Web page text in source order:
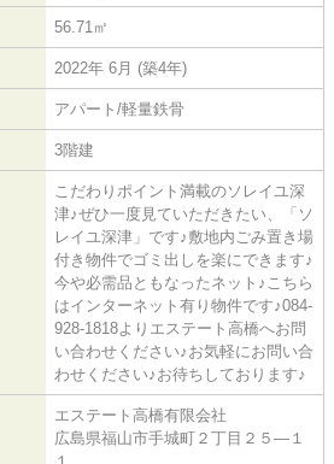
56.71㎡
2022年 6月 (築4年)
アパート/軽量鉄骨
3階建
こだわりポイント満載のソレイユ深
津♪ぜひ一度見ていただきたい、「ソ
レイユ深津」です♪敷地内ごみ置き場
付き物件でゴミ出しを楽にできます♪
今や必需品ともなったネット♪こちら
はインターネット有り物件です♪084-
928-1818よりエステート高橋へお問
い合わせください♪お気軽にお問い合
わせください♪お待ちしております♪
エステート高橋有限会社
広島県福山市手城町２丁目２５―１